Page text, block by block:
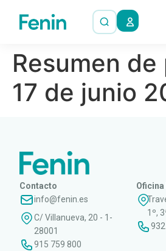
Resumen de
17 de junio
Contacto
info@fenin.es
C/ Villanueva, 20 - 1-
28001
915 759 800
1º,